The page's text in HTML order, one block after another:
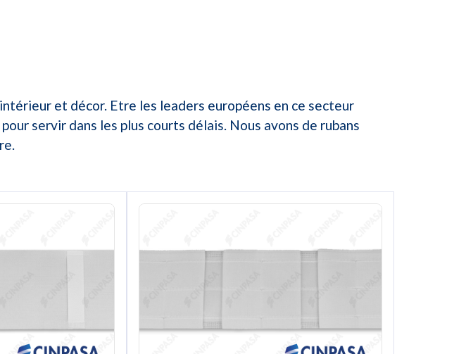
et décor. Etre les leaders européens en ce secteur
servir dans les plus courts délais. Nous avons de rubans